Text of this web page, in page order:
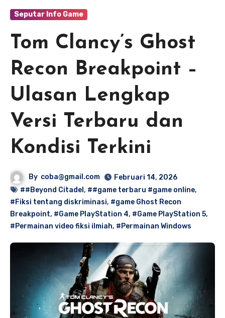
Seputar Info Game
Tom Clancy’s Ghost
Recon Breakpoint –
Ulasan Lengkap
Versi Terbaru dan
Kondisi Terkini
By coba@gmail.com
Februari 14, 2026
##Beyond Citadel , ##game terbaru #game online,
#Fiksi tentang diskriminasi, #game Ghost Recon
Breakpoint, #Game PlayStation 4, #Game PlayStation 5,
#Permainan video fiksi ilmiah, #Permainan Windows